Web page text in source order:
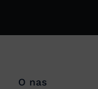
O nas